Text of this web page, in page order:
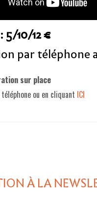
5/10/12 €
par téléphone
sur place
ou en cliquant ICI
À LA